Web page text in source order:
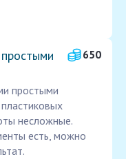
650
простыми
несложные.
есть, можно